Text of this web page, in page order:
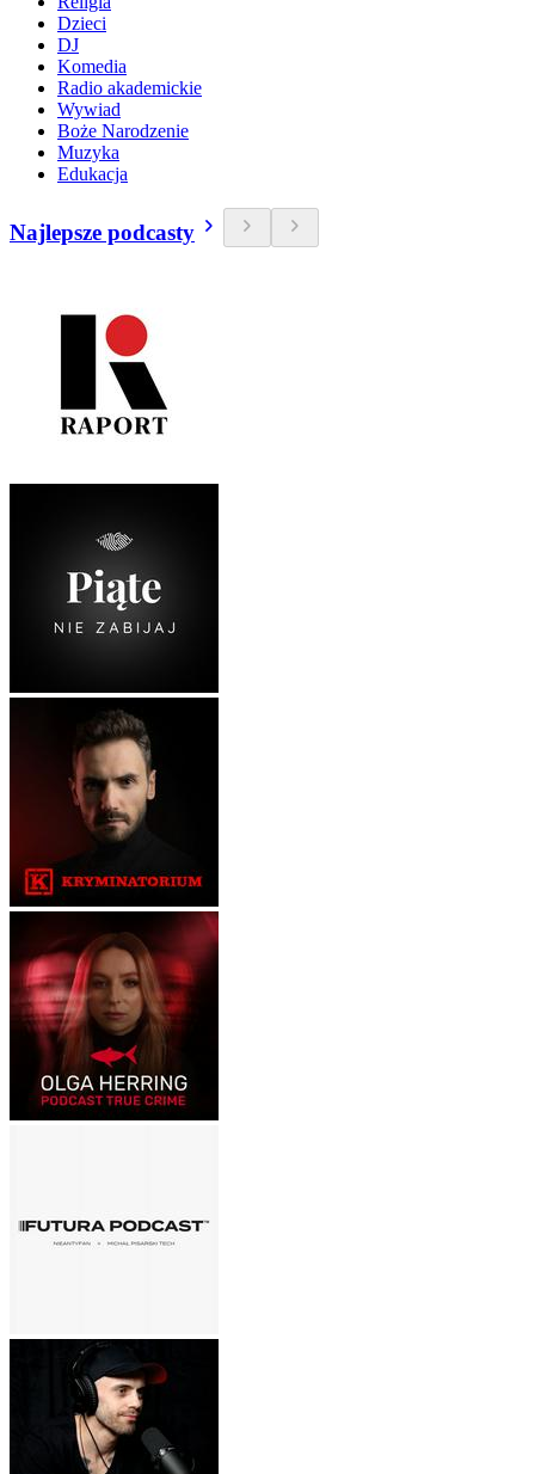
Dzieci
DJ
Komedia
Radio akademickie
Wywiad
Boże Narodzenie
Muzyka
Edukacja
Najlepsze podcasty